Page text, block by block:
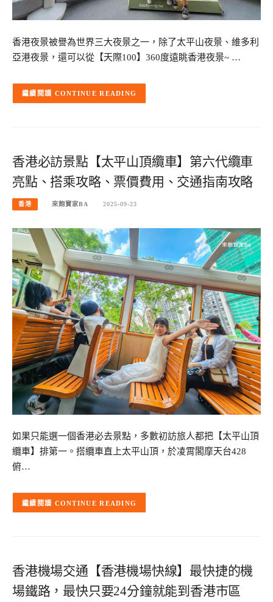
香港夜景被譽為世界三大夜景之一，除了太平山夜景、維多利
亞港夜景，還可以從【天際100】360度遠眺香港夜景~ …
CONTINUE READING
香港必訪景點【太平山頂纜車】第六代纜車
亮點、搭乘攻略、票價費用、交通指南攻略
香港 來飽寶家BA 2025-09-23
如果只能選一個香港必去景點，多數初訪旅人都把【太平山頂
纜車】排第一。搭纜車直上太平山頂，於凌霄閣摩天台428
俯…
CONTINUE READING
香港機場交通【香港機場快線】最快捷的機
場鐵路，最快只要24分鐘就能到香港市區